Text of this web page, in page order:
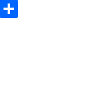
Email